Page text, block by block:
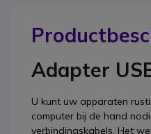
Adapter
U kunt uw apparaten
computer bij de hand
verbindingskabels. Het